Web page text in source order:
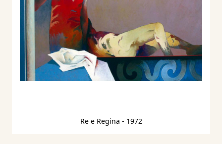
Re e Regina - 1972